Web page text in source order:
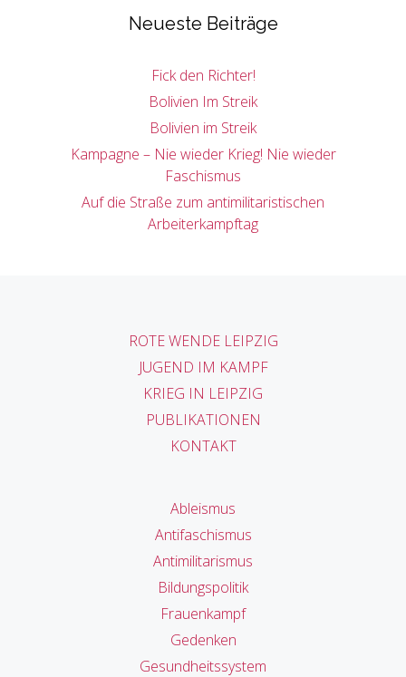
Neueste Beiträge
Fick den Richter!
Bolivien Im Streik
Bolivien im Streik
Kampagne – Nie wieder Krieg! Nie wieder
Faschismus
Auf die Straße zum antimilitaristischen
Arbeiterkampftag
ROTE WENDE LEIPZIG
JUGEND IM KAMPF
KRIEG IN LEIPZIG
PUBLIKATIONEN
KONTAKT
Ableismus
Antifaschismus
Antimilitarismus
Bildungspolitik
Frauenkampf
Gedenken
Gesundheitssystem